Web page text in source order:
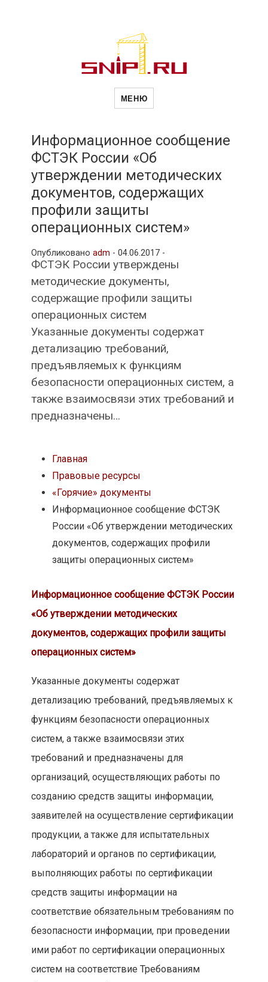
Новости
и
другие связанные со стройкой
рубрики
МЕНЮ
Информационное сообщение
ФСТЭК России «Об
утверждении методических
документов, содержащих
профили защиты
операционных систем»
Опубликовано adm - 04.06.2017 -
ФСТЭК России утверждены
методические документы,
содержащие профили защиты
операционных систем
Указанные документы содержат
детализацию требований,
предъявляемых к функциям
безопасности операционных систем, а
также взаимосвязи этих требований и
предназначены…
Главная
Правовые ресурсы
«Горячие» документы
Информационное сообщение ФСТЭК
России «Об утверждении методических
документов, содержащих профили
защиты операционных систем»
Информационное сообщение ФСТЭК России
«Об утверждении методических
документов, содержащих профили защиты
операционных систем»
Указанные документы содержат
детализацию требований, предъявляемых к
функциям безопасности операционных
систем, а также взаимосвязи этих
требований и предназначены для
организаций, осуществляющих работы по
созданию средств защиты информации,
заявителей на осуществление сертификации
продукции, а также для испытательных
лабораторий и органов по сертификации,
выполняющих работы по сертификации
средств защиты информации на
соответствие обязательным требованиям по
безопасности информации, при проведении
ими работ по сертификации операционных
систем на соответствие Требованиям